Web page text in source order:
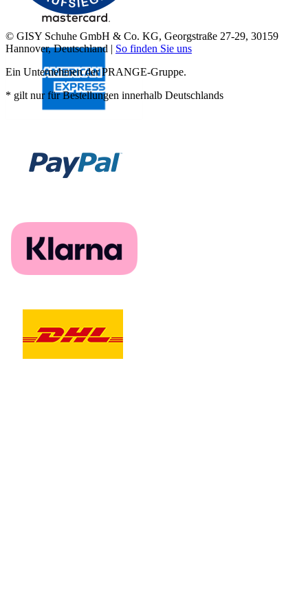
© GISY Schuhe GmbH & Co. KG, Georgstraße 27-29, 30159
Hannover, Deutschland | So finden Sie uns
Ein Unternehmen der PRANGE-Gruppe.
* gilt nur für Bestellungen innerhalb Deutschlands